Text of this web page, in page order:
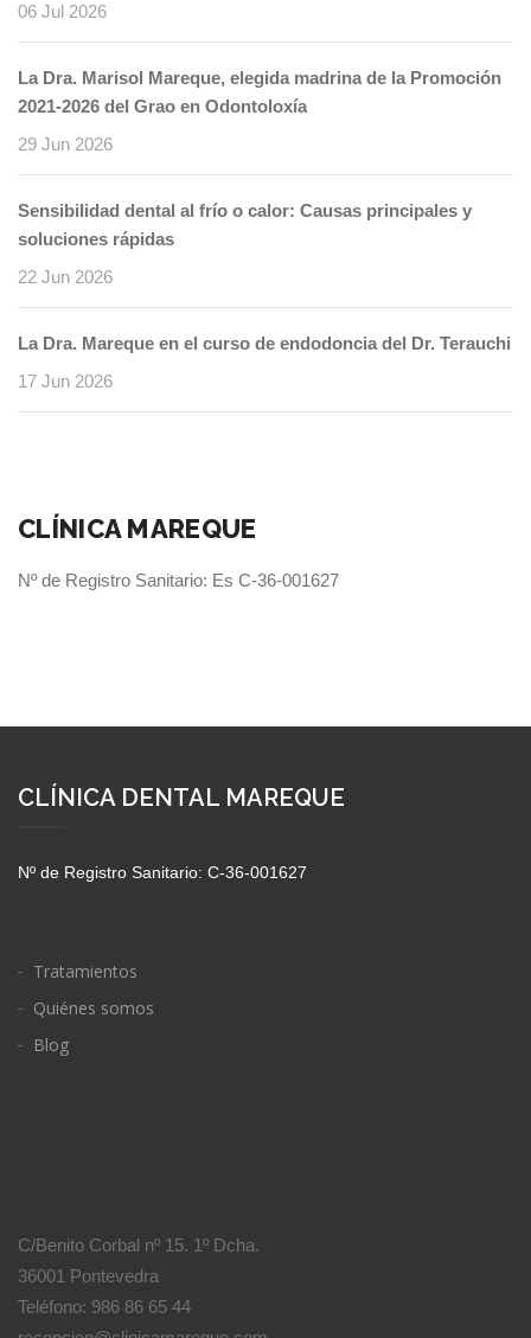
06 Jul 2026
La Dra. Marisol Mareque, elegida madrina de la Promoción
2021-2026 del Grao en Odontoloxía
29 Jun 2026
Sensibilidad dental al frío o calor: Causas principales y
soluciones rápidas
22 Jun 2026
La Dra. Mareque en el curso de endodoncia del Dr. Terauchi
17 Jun 2026
CLÍNICA MAREQUE
Nº de Registro Sanitario: Es C-36-001627
CLÍNICA DENTAL MAREQUE
Nº de Registro Sanitario: C-36-001627
Tratamientos
Quiénes somos
Blog
C/Benito Corbal nº 15. 1º Dcha.
36001 Pontevedra
Teléfono: 986 86 65 44